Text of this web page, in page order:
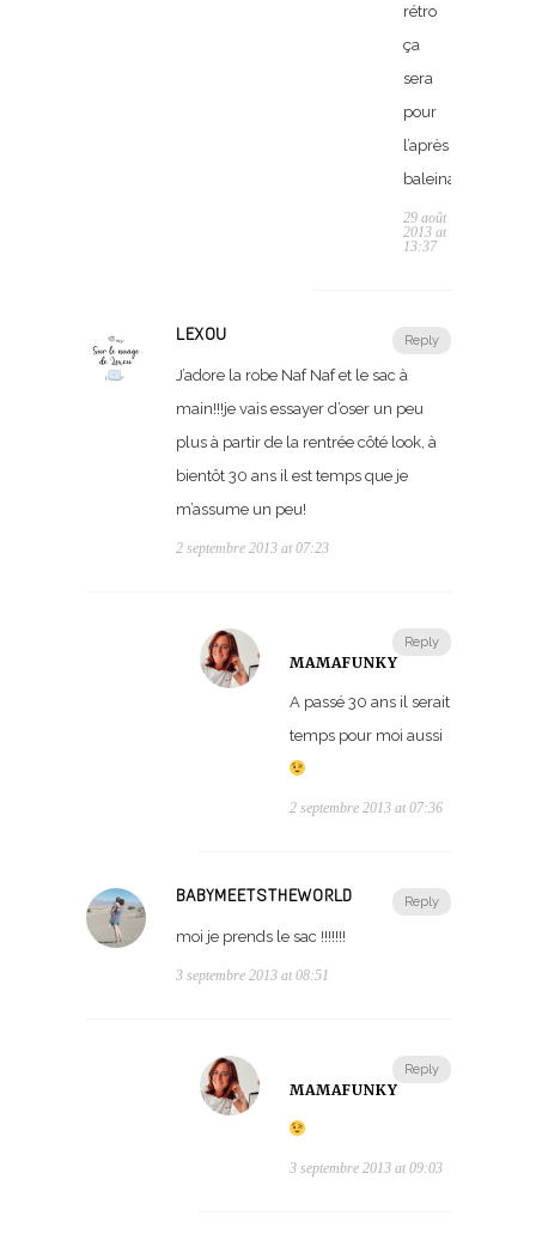
rétro
ça
sera
pour
l’après
baleinage.
29 août
2013 at
13:37
Reply
LEXOU
J’adore la robe Naf Naf et le sac à
main!!!je vais essayer d’oser un peu
plus à partir de la rentrée côté look, à
bientôt 30 ans il est temps que je
m’assume un peu!
2 septembre 2013 at 07:23
Reply
MAMAFUNKY
A passé 30 ans il serait
temps pour moi aussi
2 septembre 2013 at 07:36
Reply
BABYMEETSTHEWORLD
moi je prends le sac !!!!!!!
3 septembre 2013 at 08:51
Reply
MAMAFUNKY
3 septembre 2013 at 09:03